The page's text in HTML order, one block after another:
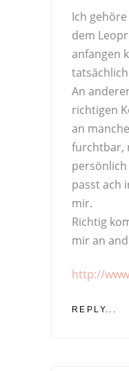
Ich
dem
anfangen
An
richtigen
an
furchtbar,
passt ach
mir.
Richtig
mir an
http://
REPLY...